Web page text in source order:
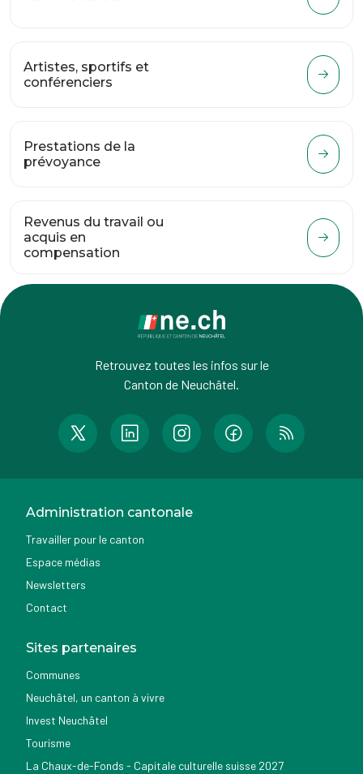
Artistes, sportifs et
conférenciers
Prestations de la
prévoyance
Revenus du travail ou
acquis en
compensation
Retrouvez toutes les infos sur le
Canton de Neuchâtel.
Administration cantonale
Travailler pour le canton
Espace médias
Newsletters
Contact
Sites partenaires
Communes
Neuchâtel, un canton à vivre
Invest Neuchâtel
Tourisme
La Chaux-de-Fonds - Capitale culturelle suisse 2027